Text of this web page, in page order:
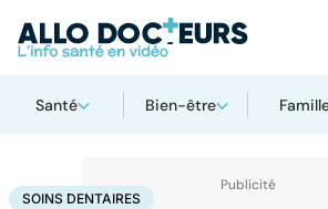
Santé Bien-être
Accueil SantéSoins dentaires
SOINS DENTAIRES